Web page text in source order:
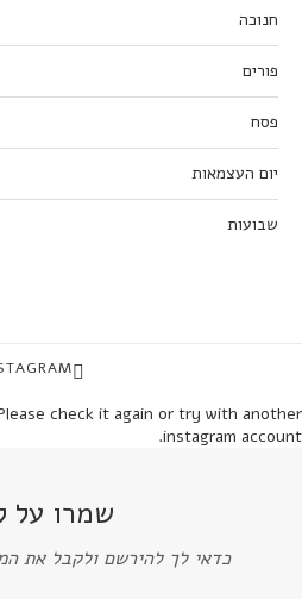
חנוכה
פורים
פסח
יום העצמאות
שבועות
check it again or try with another
instagram account.
שמרו על
כדאי לך להירשם ולקבל את